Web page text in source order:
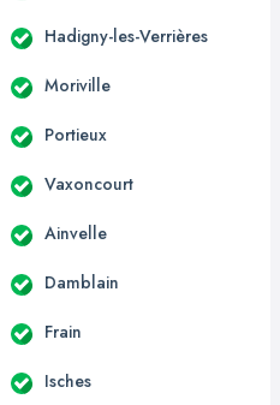
Hadigny-les-Verrières
Moriville
Portieux
Vaxoncourt
Ainvelle
Damblain
Frain
Isches